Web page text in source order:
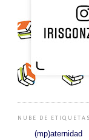
NUBE DE ETIQUETAS
(mp)aternidad